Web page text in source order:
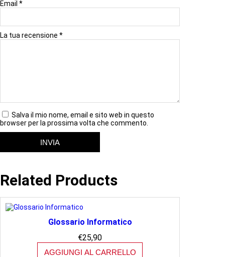
La tua recensione *
Email *
Salva il mio nome, email e sito web in questo
browser per la prossima volta che commento.
Related Products
Glossario Informatico
€25,90
AGGIUNGI AL CARRELLO